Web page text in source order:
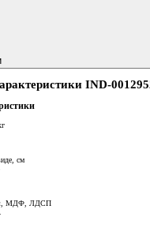
IND-
см
МДФ, ЛДСП